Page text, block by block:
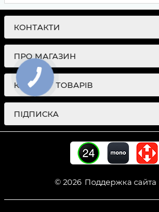
КОНТАКТИ
ПРО МАГАЗИН
КАТАЛОГ ТОВАРІВ
ПІДПИСКА
© 2026 Поддержка сайта